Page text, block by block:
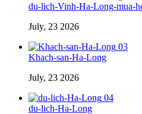
du-lich-Vinh-Ha-Long-mua-
July, 23 2026
03
Khach-san-Ha-Long
July, 23 2026
04
du-lich-Ha-Long